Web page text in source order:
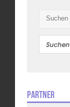
nach:
Partner